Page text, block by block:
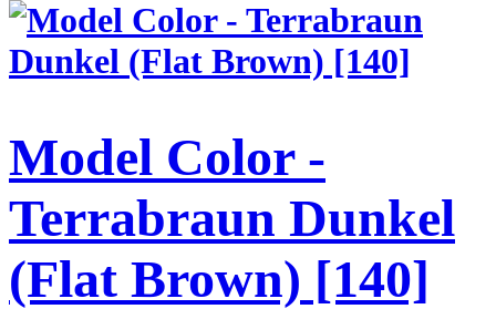
Model Color -
Terrabraun Dunkel
(Flat Brown) [140]